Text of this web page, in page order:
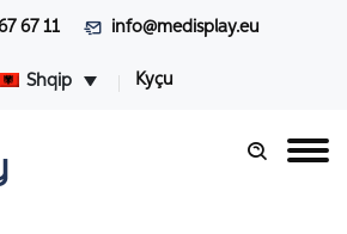
67 11 info@medisplay.eu
Shqip Kyçu